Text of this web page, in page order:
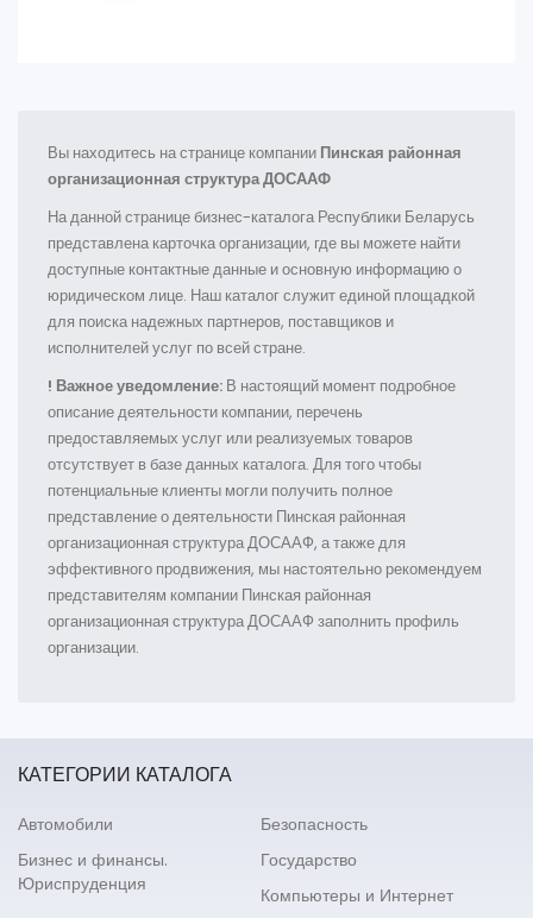
Вы находитесь на странице компании Пинская районная
организационная структура ДОСААФ
На данной странице бизнес-каталога Республики Беларусь
представлена карточка организации, где вы можете найти
доступные контактные данные и основную информацию о
юридическом лице. Наш каталог служит единой площадкой
для поиска надежных партнеров, поставщиков и
исполнителей услуг по всей стране.
! Важное уведомление: В настоящий момент подробное
описание деятельности компании, перечень
предоставляемых услуг или реализуемых товаров
отсутствует в базе данных каталога. Для того чтобы
потенциальные клиенты могли получить полное
представление о деятельности Пинская районная
организационная структура ДОСААФ, а также для
эффективного продвижения, мы настоятельно рекомендуем
представителям компании Пинская районная
организационная структура ДОСААФ заполнить профиль
организации.
КАТЕГОРИИ КАТАЛОГА
Автомобили
Безопасность
Бизнес и финансы.
Юриспруденция
Государство
Компьютеры и Интернет